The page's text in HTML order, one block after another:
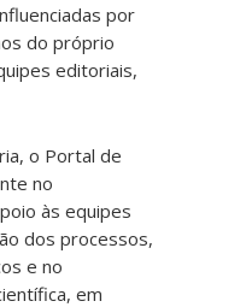
por
do próprio
editoriais,
o Portal de
no
às equipes
dos processos,
e no
em